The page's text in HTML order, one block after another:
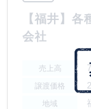
【福井】
会社
売上高
譲渡価格
地域